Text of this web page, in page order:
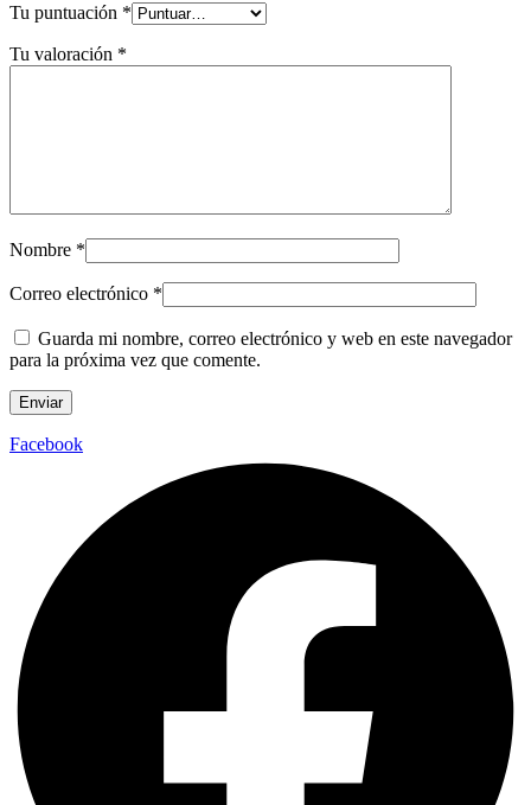
Tu puntuación *
Tu valoración *
Nombre *
Correo electrónico *
Guarda mi nombre, correo electrónico y web en este navegador
para la próxima vez que comente.
Facebook